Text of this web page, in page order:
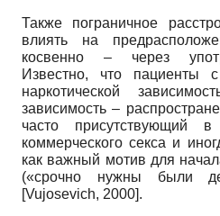
Также пограничное
влиять на
косвенно – через
Известно, что пациенты
наркотической
зависимость –
часто присутствующий в
коммерческого секса и
как важный мотив для
(«срочно нужны были
[Vujosevich, 2000].